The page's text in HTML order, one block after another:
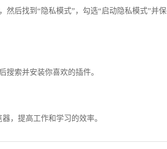
然后找到“隐私模式”，勾选“启动隐私模式”并
搜索并安装你喜欢的插件。
，提高工作和学习的效率。